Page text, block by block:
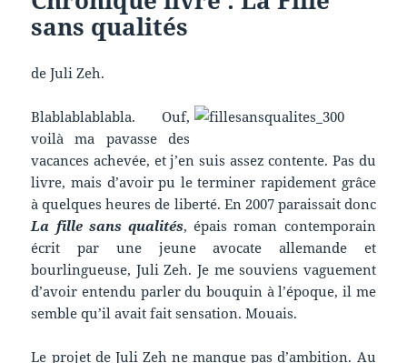
sans qualités
de Juli Zeh.
Blablablablabla. Ouf,
voilà ma pavasse des
vacances achevée, et j’en suis assez contente. Pas du
livre, mais d’avoir pu le terminer rapidement grâce
à quelques heures de liberté. En 2007 paraissait donc
La fille sans qualités, épais roman contemporain
écrit par une jeune avocate allemande et
bourlingueuse, Juli Zeh. Je me souviens vaguement
d’avoir entendu parler du bouquin à l’époque, il me
semble qu’il avait fait sensation. Mouais.
Le projet de Juli Zeh ne manque pas d’ambition. Au